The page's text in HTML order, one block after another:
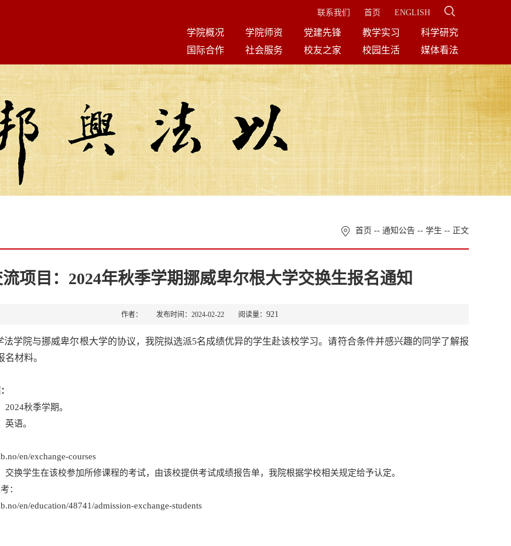
联系我们 首页 ENGLISH
学院概况 学院师资 党建先锋 教学实习
科学研究
国际合作
社会服务 校友之家 校园生活 媒体看法
首页 -- 通知公告 -- 学生 -- 正文
项目：2024年秋季学期挪威卑尔根大学交换生报名通知
作者： 发布时间：2024-02-22 阅读量： 921
法学院与挪威卑尔根大学的协议，我院拟选派5名成绩优异的学生赴该校学习。请符合条件并感兴趣的同学了解报
材料。
2024秋季学期。
英语。
en/exchange-courses
交换学生在该校参加所修课程的考试，由该校提供考试成绩报告单，我院根据学校相关规定给予认定。
：
en/education/48741/admission-exchange-students